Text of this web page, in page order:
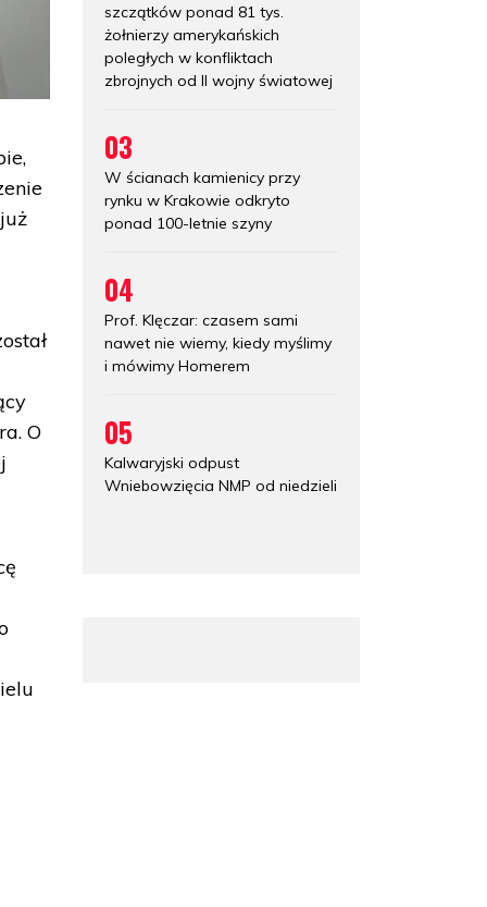
O
szczątków ponad 81 tys.
żołnierzy amerykańskich
poległych w konfliktach
zbrojnych od II wojny światowej
03
W ścianach kamienicy przy
rynku w Krakowie odkryto
ponad 100-letnie szyny
04
Prof. Klęczar: czasem sami
nawet nie wiemy, kiedy myślimy
i mówimy Homerem
05
Kalwaryjski odpust
Wniebowzięcia NMP od niedzieli